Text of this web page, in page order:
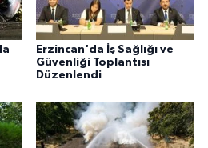
Erzincan'da İş Sağlığı ve
Güvenliği Toplantısı
Düzenlendi